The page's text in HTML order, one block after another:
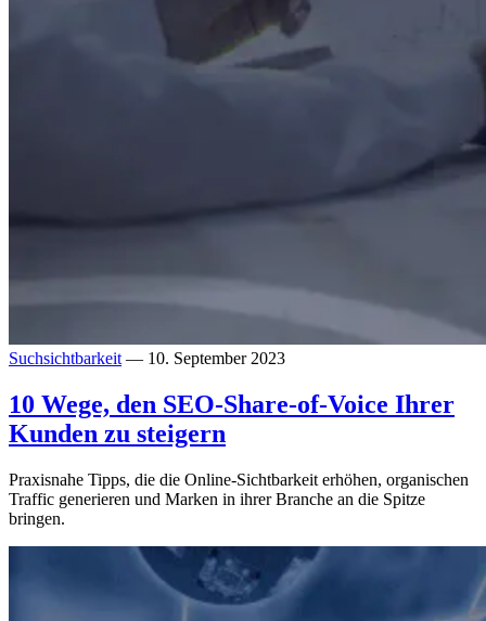
Suchsichtbarkeit — 10. September 2023
10 Wege, den SEO-Share-of-Voice Ihrer
Kunden zu steigern
Praxisnahe Tipps, die die Online-Sichtbarkeit erhöhen, organischen
Traffic generieren und Marken in ihrer Branche an die Spitze
bringen.